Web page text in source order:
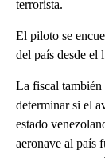
terrorista.
El piloto se
del país desde el
La fiscal también
determinar si el
estado
aeronave al país